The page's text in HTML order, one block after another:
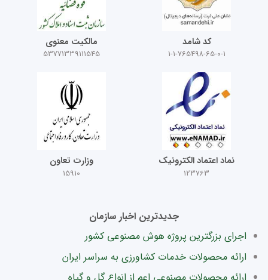
کد شامد
1-1-765498-65-0-1
مالکیت معنوی
53771339111545
نماد اعتماد الکترونیک
123763
وزارت تعاون
15910
جدیدترین اخبار سازمان
اجرای بزرگترین پروژه هوش مصنوعی کشور
ارائه محصولات خدمات کشاورزی به سراسر ایران